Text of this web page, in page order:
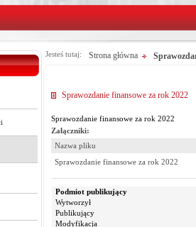
Jesteś tutaj: Strona główna
Sprawozdanie finansowe za rok 2022
Sprawozdanie finansowe za rok 2022
Załączniki:
Nazwa pliku
Sprawozdanie finansowe za rok 2022
Podmiot publikujący
Wytworzył
Publikujący
Modyfikacja